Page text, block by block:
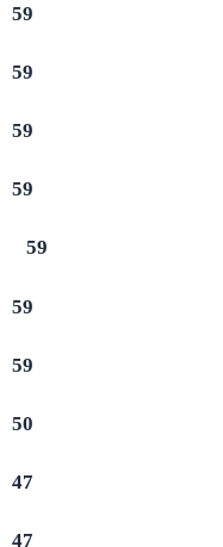
59
59
59
59
59
59
59
50
47
47